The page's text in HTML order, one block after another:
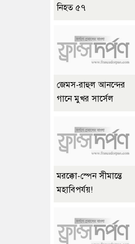
নিহত ৫৭
জেমস-রাহুল আনন্দের
গানে মুখর সার্সেল
মরক্কো-স্পেন সীমান্তে
মহাবিপর্যয়!